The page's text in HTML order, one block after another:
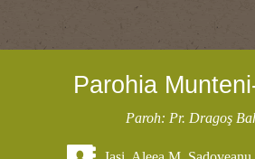
Parohia
Paroh: Pr. Dragoş